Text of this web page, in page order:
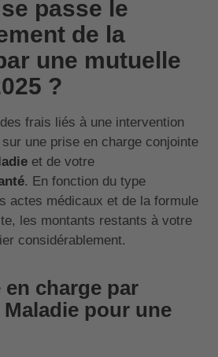
passe le
de la
une mutuelle
?
frais liés à une intervention
une prise en charge conjointe
et de votre
. En fonction du type
actes médicaux et de la formule
les montants restants à votre
considérablement.
charge par
Maladie pour une